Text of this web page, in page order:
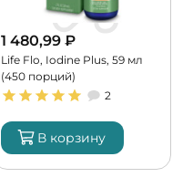
1 480,99 ₽
Life Flo, Iodine Plus, 59 мл
(450 порций)
2
В корзину